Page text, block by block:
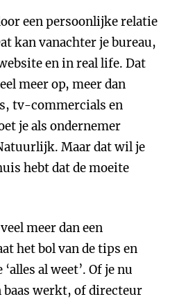
een persoonlijke relatie
kan vanachter je bureau,
en in real life. Dat
meer op, meer dan
tv-commercials en
je als ondernemer
Maar dat wil je
hebt dat de moeite
meer dan een
het bol van de tips en
al weet’. Of je nu
baas werkt, of directeur